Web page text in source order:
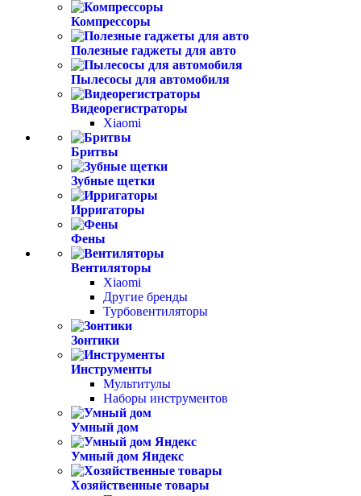
Компрессоры
Полезные гаджеты для авто
Пылесосы для автомобиля
Видеорегистраторы
Xiaomi
Бритвы
Зубные щетки
Ирригаторы
Фены
Вентиляторы
Xiaomi
Другие бренды
Турбовентиляторы
Зонтики
Инструменты
Мультитулы
Наборы инструментов
Умный дом
Умный дом Яндекс
Хозяйственные товары